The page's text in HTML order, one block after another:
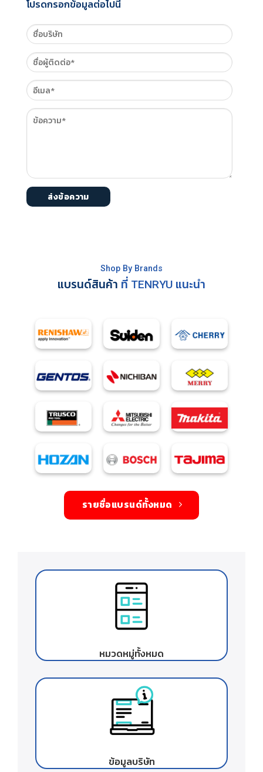
โปรดกรอกข้อมูลต่อไปนี้
Shop By Brands
แบรนด์สินค้า ที่ TENRYU แนะนำ
รายชื่อแบรนด์ทั้งหมด
หมวดหมู่ทั้งหมด
ข้อมูลบริษัท